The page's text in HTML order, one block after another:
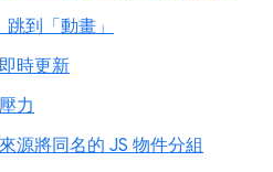
到「動畫」
時更新
力
源將同名的 JS 物件分組